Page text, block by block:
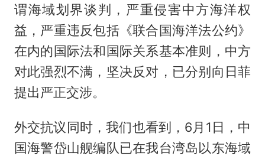
谓海域划界谈判，严重侵害中方海洋权
益，严重违反包括《联合国海洋法公约》
在内的国际法和国际关系基本准则，中方
对此强烈不满，坚决反对，已分别向日菲
提出严正交涉。
外交抗议同时，我们也看到，6月1日，中
国海警岱山舰编队已在我台湾岛以东海域